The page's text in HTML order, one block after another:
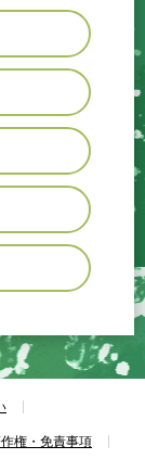
権・免責事項